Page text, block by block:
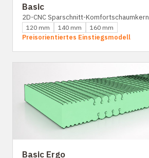
Basic
2D-CNC Sparschnitt-Komfortschaumkern
120 mm 140 mm 160 mm
Preisorientiertes Einstiegsmodell
Basic Ergo